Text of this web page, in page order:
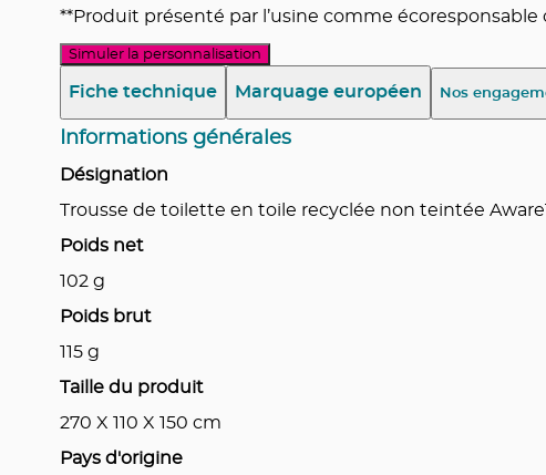
**Produit présenté par l’usine comme écoresponsable
Simuler la personnalisation
Fiche technique Marquage européen Nos
Informations générales
Désignation
Trousse de toilette en toile recyclée non teintée
Poids net
102 g
Poids brut
115g
Taille du produit
270 X 110 X 150 cm
Pays d'origine